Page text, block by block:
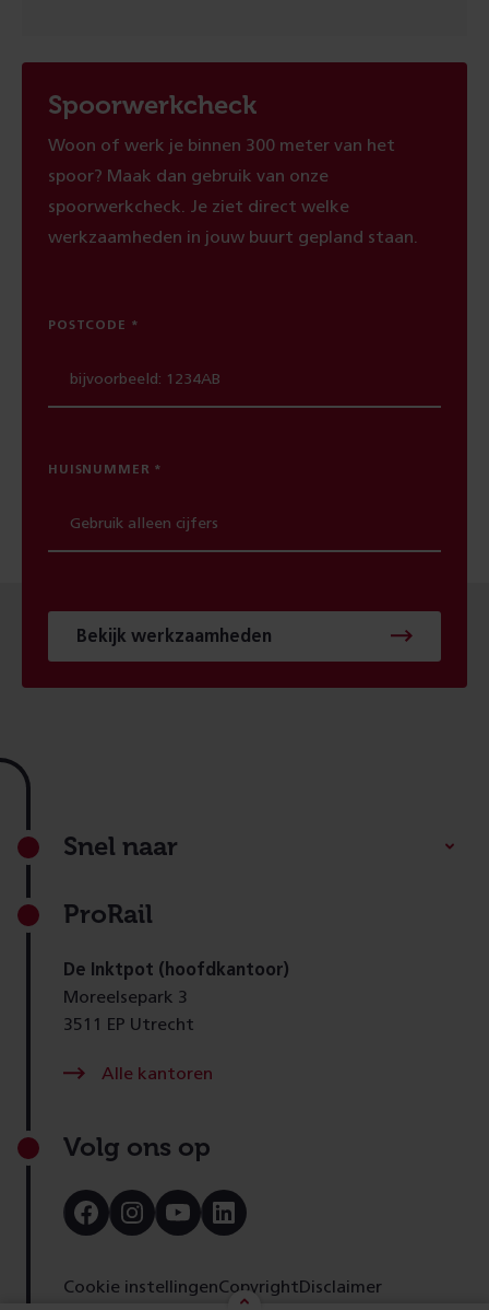
Spoorwerkcheck
Woon of werk je binnen 300 meter van het
spoor? Maak dan gebruik van onze
spoorwerkcheck. Je ziet direct welke
werkzaamheden in jouw buurt gepland staan.
POSTCODE
HUISNUMMER
Bekijk werkzaamheden
Footer
Snel naar
ProRail
De Inktpot (hoofdkantoor)
Moreelsepark 3
3511 EP Utrecht
Alle kantoren
Volg ons op
Bezoek
onze
Bezoek
onze
Bezoek
onze
Bezoek
onze
Cookie instellingenCopyrightDisclaimer